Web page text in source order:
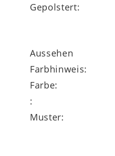
Sitzhöhe ca. 51 cm
Sitzbreite ca. 46 cm
Gepolstert:
Aussehen
Farbhinweis:
Farbe:
:
Muster: